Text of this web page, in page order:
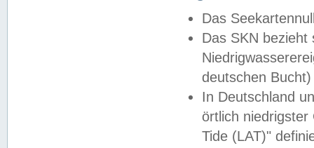
Das
Das SKN
deutschen
In Deutschland
örtlich
Tide (LAT)"